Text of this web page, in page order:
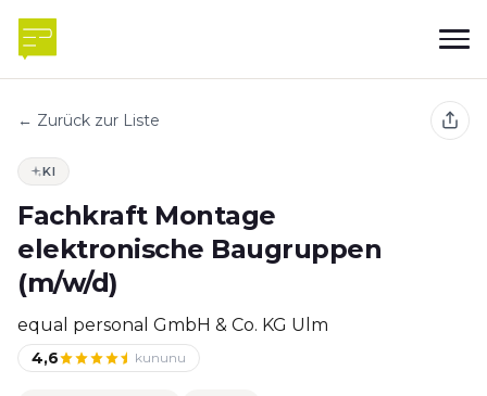
← Zurück zur Liste
KI
Fachkraft Montage
elektronische Baugruppen
(m/w/d)
equal personal GmbH & Co. KG Ulm
4,6 kununu